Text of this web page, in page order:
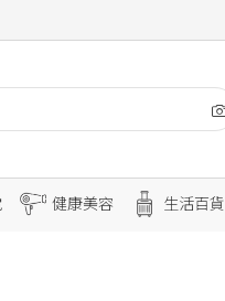
健康美容 生活百貨